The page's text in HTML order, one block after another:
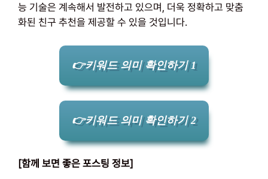
능 기술은 계속해서 발전하고 있으며, 더욱 정확하고 맞춤
화된 친구 추천을 제공할 수 있을 것입니다.
👉키워드 의미 확인하기 1
👉키워드 의미 확인하기 2
[함께 보면 좋은 포스팅 정보]